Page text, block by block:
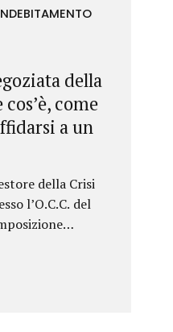
un approccio
qualificato, lo
dalla
alla
sul
contro...
della
come
a un
della Crisi
l’O.C.C. del